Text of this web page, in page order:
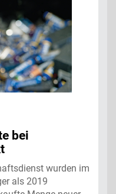
bei
wurden im
als 2019